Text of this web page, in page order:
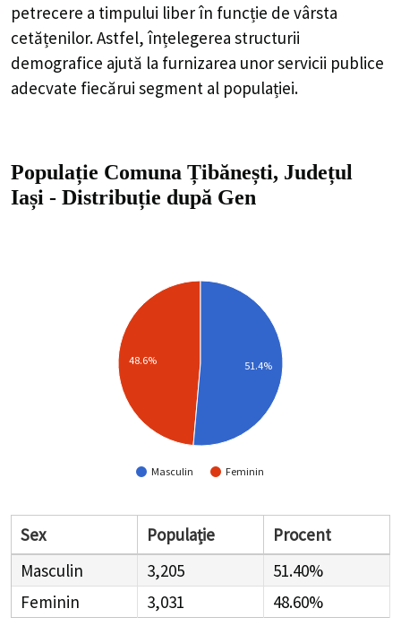
petrecere a timpului liber în funcție de vârsta
cetățenilor. Astfel, înțelegerea structurii
demografice ajută la furnizarea unor servicii publice
adecvate fiecărui segment al populației.
Populație Comuna Țibănești, Județul
Iași - Distribuție după Gen
Masculin Feminin
48.6% 51.4%
Sex Populație
Procent
Masculin
3,205
51.40%
Feminin
3,031 48.60%